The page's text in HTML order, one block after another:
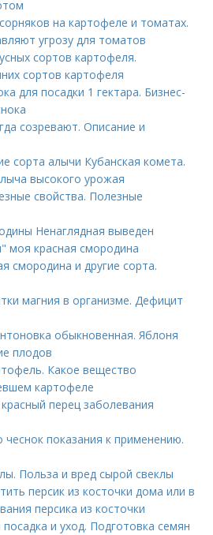
на картофеле и томатах.
угрозу для томатов
сортов картофеля.
сортов картофеля
для посадки 1 гектара. Бизнес-
созревают. Описание и
сорта алычи Кубанская комета.
высокого урожая
свойства. Полезные
Ненаглядная выведен
моя красная смородина
смородина и другие сорта.
магния в организме. Дефицит
обыкновенная. Яблоня
плодов
Какое вещество
картофеле
перец заболевания
показания к применению.
Польза и вред сырой свеклы
персик из косточки дома или в
персика из косточки
посадка и уход. Подготовка семян